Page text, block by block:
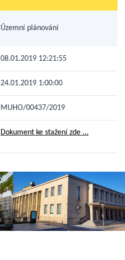
Územní plánování
08.01.2019 12:21:55
24.01.2019 1:00:00
MUHO/00437/2019
Dokument ke stažení zde ...